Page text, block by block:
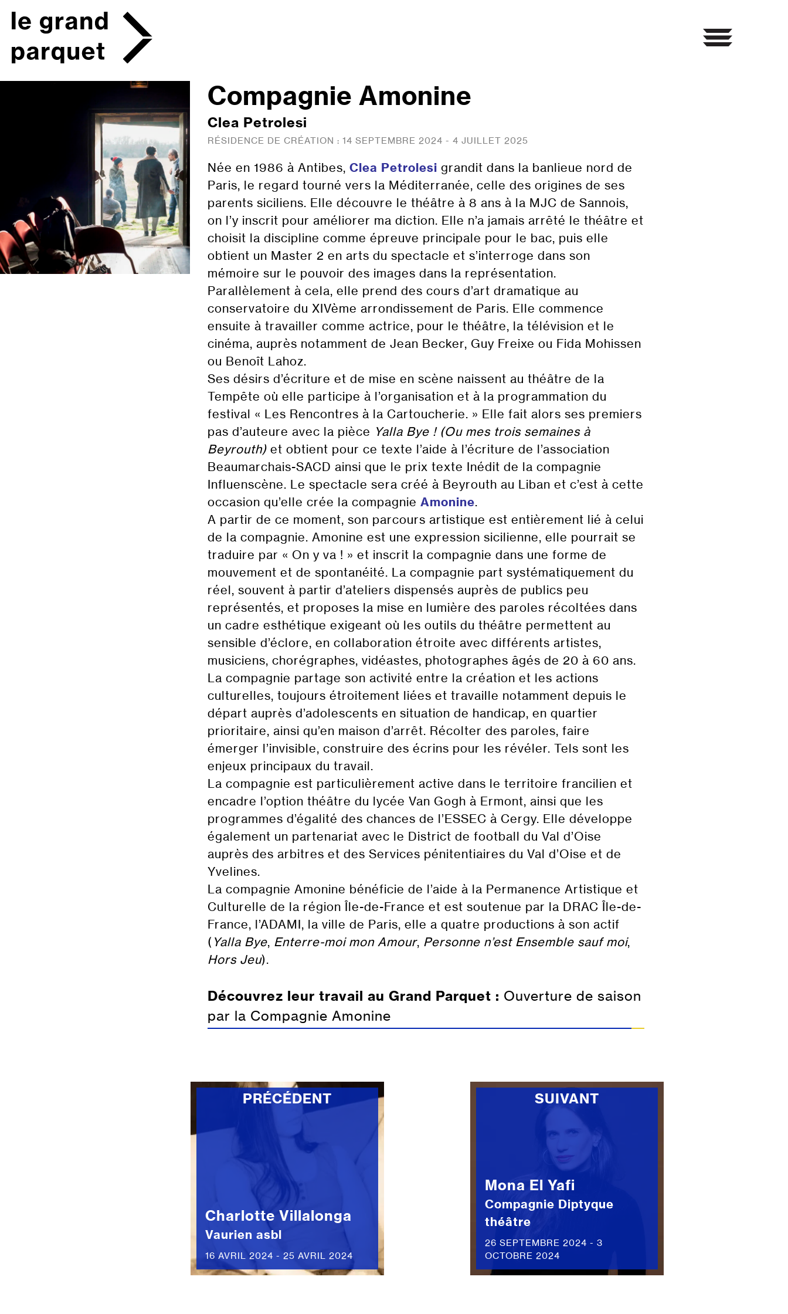
Skip
to
content
Compagnie Amonine
Clea Petrolesi
RÉSIDENCE DE CRÉATION : 14 SEPTEMBRE 2024 - 4 JUILLET 2025
Née en 1986 à Antibes, Clea Petrolesi grandit dans la banlieue nord de
Paris, le regard tourné vers la Méditerranée, celle des origines de ses
parents siciliens. Elle découvre le théâtre à 8 ans à la MJC de Sannois,
on l’y inscrit pour améliorer ma diction. Elle n’a jamais arrêté le théâtre et
choisit la discipline comme épreuve principale pour le bac, puis elle
obtient un Master 2 en arts du spectacle et s’interroge dans son
mémoire sur le pouvoir des images dans la représentation.
Parallèlement à cela, elle prend des cours d’art dramatique au
conservatoire du XIVème arrondissement de Paris. Elle commence
ensuite à travailler comme actrice, pour le théâtre, la télévision et le
cinéma, auprès notamment de Jean Becker, Guy Freixe ou Fida Mohissen
ou Benoît Lahoz.
Ses désirs d’écriture et de mise en scène naissent au théâtre de la
Tempête où elle participe à l’organisation et à la programmation du
festival « Les Rencontres à la Cartoucherie. » Elle fait alors ses premiers
pas d’auteure avec la pièce Yalla Bye ! (Ou mes trois semaines à
Beyrouth) et obtient pour ce texte l’aide à l’écriture de l’association
Beaumarchais-SACD ainsi que le prix texte Inédit de la compagnie
Influenscène. Le spectacle sera créé à Beyrouth au Liban et c’est à cette
occasion qu’elle crée la compagnie Amonine.
A partir de ce moment, son parcours artistique est entièrement lié à celui
de la compagnie. Amonine est une expression sicilienne, elle pourrait se
traduire par « On y va ! » et inscrit la compagnie dans une forme de
mouvement et de spontanéité. La compagnie part systématiquement du
réel, souvent à partir d’ateliers dispensés auprès de publics peu
représentés, et proposes la mise en lumière des paroles récoltées dans
un cadre esthétique exigeant où les outils du théâtre permettent au
sensible d’éclore, en collaboration étroite avec différents artistes,
musiciens, chorégraphes, vidéastes, photographes âgés de 20 à 60 ans.
La compagnie partage son activité entre la création et les actions
culturelles, toujours étroitement liées et travaille notamment depuis le
départ auprès d’adolescents en situation de handicap, en quartier
prioritaire, ainsi qu’en maison d’arrêt. Récolter des paroles, faire
émerger l’invisible, construire des écrins pour les révéler. Tels sont les
enjeux principaux du travail.
La compagnie est particulièrement active dans le territoire francilien et
encadre l’option théâtre du lycée Van Gogh à Ermont, ainsi que les
programmes d’égalité des chances de l’ESSEC à Cergy. Elle développe
également un partenariat avec le District de football du Val d’Oise
auprès des arbitres et des Services pénitentiaires du Val d’Oise et de
Yvelines.
La compagnie Amonine bénéficie de l’aide à la Permanence Artistique et
Culturelle de la région Île-de-France et est soutenue par la DRAC Île-de-
France, l’ADAMI, la ville de Paris, elle a quatre productions à son actif
( Yalla Bye, Enterre-moi mon Amour, Personne n’est Ensemble sauf moi,
Hors Jeu).
Découvrez leur travail au Grand Parquet : Ouverture de saison
par la Compagnie Amonine
PRÉCÉDENT
Charlotte Villalonga
Vaurien asbl
16 AVRIL 2024 - 25 AVRIL 2024
SUIVANT
Mona El Yafi
Compagnie Diptyque
théâtre
26 SEPTEMBRE 2024 - 3
OCTOBRE 2024